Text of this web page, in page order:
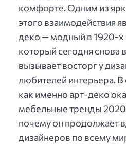
комфорте. Одним из
этого взаимодействия
деко — модный в 1920-х
который сегодня снова
вызывает восторг у
любителей интерьера. В
как именно арт-деко
мебельные тренды
почему он продолжает
дизайнеров по всему